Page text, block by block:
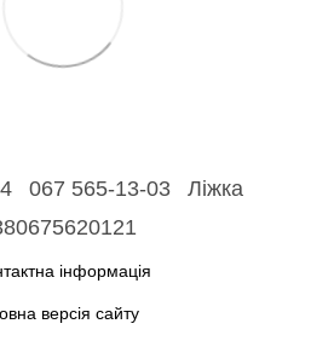
067 565-13-03
Ліжка
інформація
версія сайту